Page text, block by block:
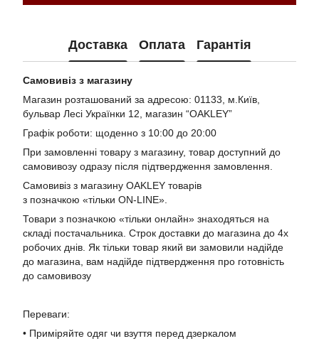
Доставка Оплата Гарантія
Самовивіз з магазину
Магазин розташований за адресою: 01133, м.Київ,
бульвар Лесі Українки 12, магазин “OAKLEY”
Графік роботи: щоденно з 10:00 до 20:00
При замовленні товару з магазину, товар доступний до
самовивозу одразу після підтвердження замовлення.
Самовивіз з магазину OAKLEY товарів
з позначкою «тільки ON-LINE».
Товари з позначкою «тільки онлайн» знаходяться на
складі постачальника. Строк доставки до магазина до 4х
робочих днів. Як тільки товар який ви замовили надійде
до магазина, вам надійде підтвердження про готовність
до самовивозу
Переваги:
• Приміряйте одяг чи взуття перед дзеркалом